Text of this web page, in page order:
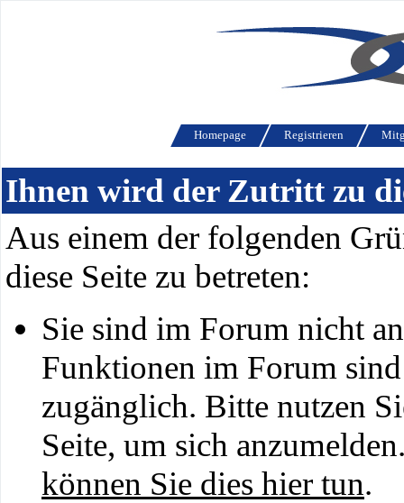
Homepage Registrieren
Ihnen wird der Zutritt zu
Aus einem der folgenden
diese Seite zu betreten:
Sie sind im Forum nicht
Funktionen im Forum
zugänglich. Bitte nutzen
Seite, um sich
können Sie dies hier tun.